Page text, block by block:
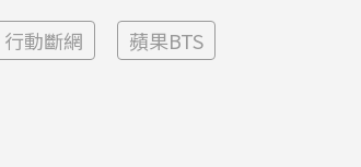
行動斷網 蘋果BTS